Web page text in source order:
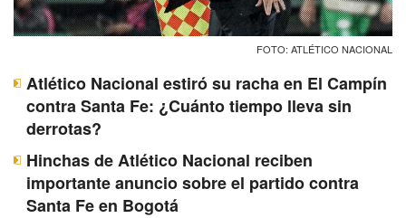
FOTO: ATLÉTICO NACIONAL
Atlético Nacional estiró su racha en El Campín
contra Santa Fe: ¿Cuánto tiempo lleva sin
derrotas?
Hinchas de Atlético Nacional reciben
importante anuncio sobre el partido contra
Santa Fe en Bogotá